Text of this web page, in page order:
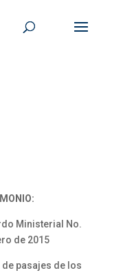
Ministerial No.
de 2015
pasajes de los